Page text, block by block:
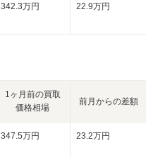
342.3万円 22.9万円
1ヶ月前の買取
価格相場
前月からの差額
347.5万円 23.2万円